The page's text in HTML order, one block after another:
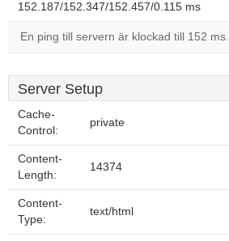
152.187/152.347/152.457/0.115 ms
En ping till servern är klockad till 152 ms.
Server Setup
Cache-
Control:
private
Content-
Length:
14374
Content-
Type:
text/html